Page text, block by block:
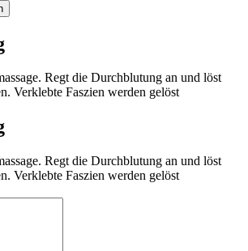
Regt die Durchblutung an und löst
Verklebte Faszien werden gelöst
Regt die Durchblutung an und löst
Verklebte Faszien werden gelöst